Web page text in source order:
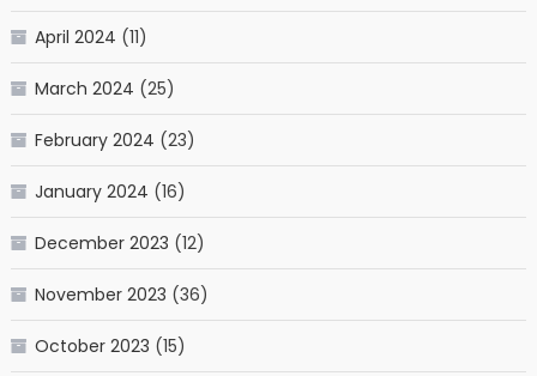
April 2024 (11)
March 2024 (25)
February 2024 (23)
January 2024 (16)
December 2023 (12)
November 2023 (36)
October 2023 (15)